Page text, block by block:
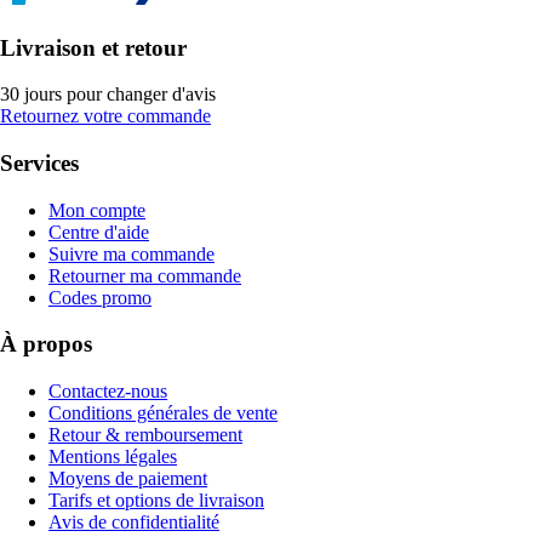
Livraison et retour
30 jours pour changer d'avis
Retournez votre commande
Services
Mon compte
Centre d'aide
Suivre ma commande
Retourner ma commande
Codes promo
À propos
Contactez-nous
Conditions générales de vente
Retour & remboursement
Mentions légales
Moyens de paiement
Tarifs et options de livraison
Avis de confidentialité